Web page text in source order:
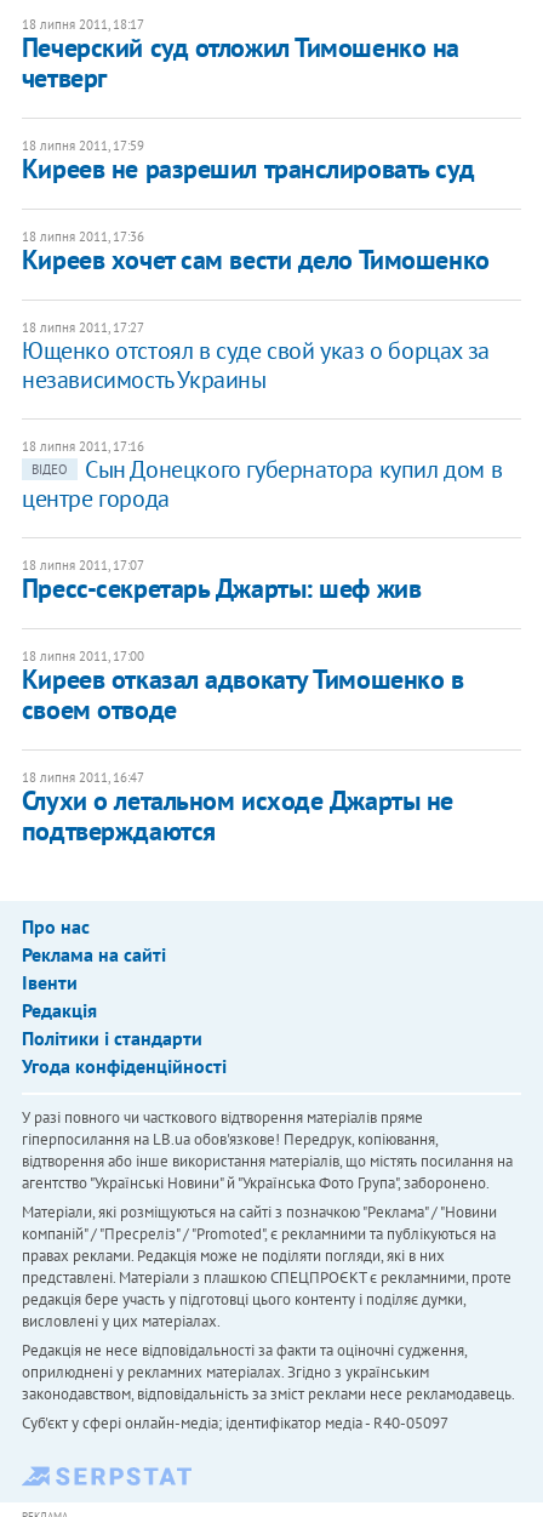
18 липня 2011, 18:17
Печерский суд отложил Тимошенко на
четверг
18 липня 2011, 17:59
Киреев не разрешил транслировать суд
18 липня 2011, 17:36
Киреев хочет сам вести дело Тимошенко
18 липня 2011, 17:27
Ющенко отстоял в суде свой ​​указ о борцах за
независимость Украины
18 липня 2011, 17:16
ВІДЕО
Сын Донецкого губернатора купил дом в
центре города
18 липня 2011, 17:07
Пресс-секретарь Джарты: шеф жив
18 липня 2011, 17:00
Киреев отказал адвокату Тимошенко в
своем отводе
18 липня 2011, 16:47
Слухи о летальном исходе Джарты не
подтверждаются
Про нас
Реклама на сайті
Івенти
Редакція
Політики і стандарти
Угода конфіденційності
У разі повного чи часткового відтворення матеріалів пряме
гіперпосилання на LB.ua обов'язкове! Передрук, копіювання,
відтворення або інше використання матеріалів, що містять посилання на
агентство "Українськi Новини" й "Українська Фото Група", заборонено.
Матеріали, які розміщуються на сайті з позначкою "Реклама" / "Новини
компаній" / "Пресреліз" / "Promoted", є рекламними та публікуються на
правах реклами. Редакція може не поділяти погляди, які в них
представлені. Матеріали з плашкою СПЕЦПРОЄКТ є рекламними, проте
редакція бере участь у підготовці цього контенту і поділяє думки,
висловлені у цих матеріалах.
Редакція не несе відповідальності за факти та оціночні судження,
оприлюднені у рекламних матеріалах. Згідно з українським
законодавством, відповідальність за зміст реклами несе рекламодавець.
Cуб'єкт у сфері онлайн-медіа; ідентифікатор медіа - R40-05097